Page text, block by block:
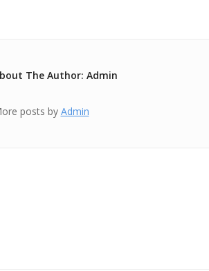
The Author: Admin
posts by Admin